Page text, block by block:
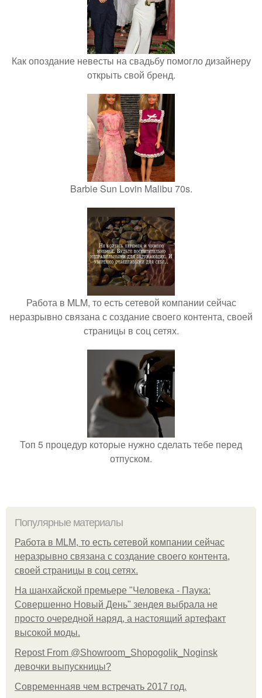
Как опоздание невесты на свадьбу помогло дизайнеру
открыть свой бренд.
Barbie Sun Lovin Malibu 70s.
Работа в MLM, то есть сетевой компании сейчас
неразрывно связана с создание своего контента, своей
страницы в соц сетях.
Топ 5 процедур которые нужно сделать тебе перед
отпуском.
Популярные материалы
Работа в MLM, то есть сетевой компании сейчас
неразрывно связана с создание своего контента,
своей страницы в соц сетях.
На шанхайской премьере "Человека - Паука:
Совершенно Новый День" зендея выбрала не
просто очередной наряд, а настоящий артефакт
высокой моды.
Repost From @Showroom_Shopogolik_Noginsk
девочки выпускницы?
Современнаяв чем встречать 2017 год.